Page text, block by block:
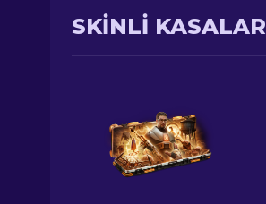
SKINLI KASALAR